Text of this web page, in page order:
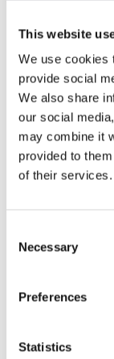
This website
We use cookies
provide social
We also share
our social
may combine it
provided to
of their services.
Selection
Necessary
Preferences
Statistics
óseas
cardíacas
Estar
más de 70
No
forma
pueden
cuevas y la